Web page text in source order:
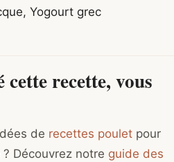
Yogourt grec
cette recette, vous
de recettes poulet pour
Découvrez notre guide des